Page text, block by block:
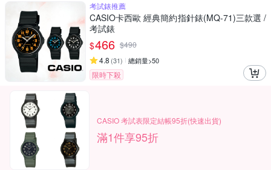
考試錶推薦
CASIO卡西歐 經典簡約指針錶(MQ-71)三款選 /
考試錶
$466 $490
4.8 (31) 總銷量>50
限時下殺
CASIO 考試表限定結帳95折(快速出貨)
滿1件享95折